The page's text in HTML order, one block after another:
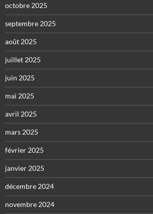
octobre 2025
septembre 2025
août 2025
juillet 2025
juin 2025
mai 2025
avril 2025
mars 2025
février 2025
janvier 2025
décembre 2024
novembre 2024